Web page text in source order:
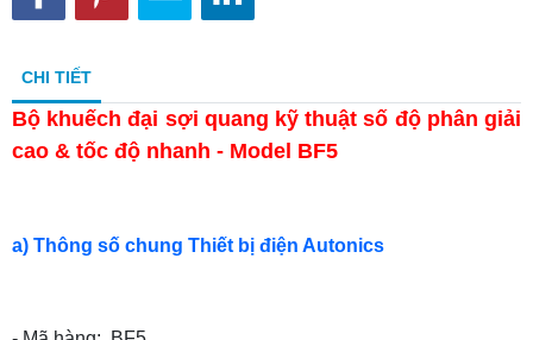
CHI TIẾT
Bộ khuếch đại sợi quang kỹ thuật số độ phân giải
cao & tốc độ nhanh - Model BF5
a) Thông số chung Thiết bị điện Autonics